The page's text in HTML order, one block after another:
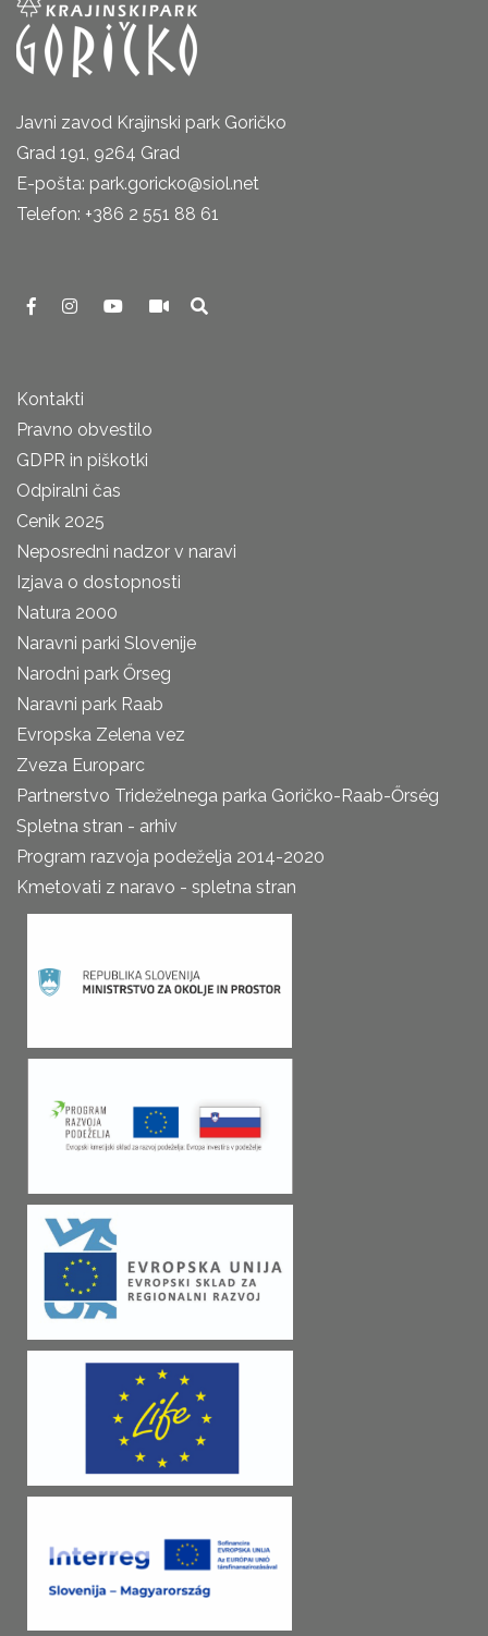
Javni zavod Krajinski park Goričko
Grad 191, 9264 Grad
E-pošta: park.goricko@siol.net
Telefon: +386 2 551 88 61
Kontakti
Pravno obvestilo
GDPR in piškotki
Odpiralni čas
Cenik 2025
Neposredni nadzor v naravi
Izjava o dostopnosti
Natura 2000
Naravni parki Slovenije
Narodni park Őrseg
Naravni park Raab
Evropska Zelena vez
Zveza Europarc
Partnerstvo Trideželnega parka Goričko-Raab-Őrség
Spletna stran - arhiv
Program razvoja podeželja 2014-2020
Kmetovati z naravo - spletna stran